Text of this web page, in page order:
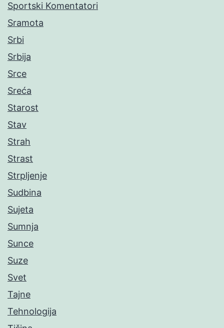
Sportski Komentatori
Sramota
Srbi
Srbija
Srce
Sreća
Starost
Stav
Strah
Strast
Strpljenje
Sudbina
Sujeta
Sumnja
Sunce
Suze
Svet
Tajne
Tehnologija